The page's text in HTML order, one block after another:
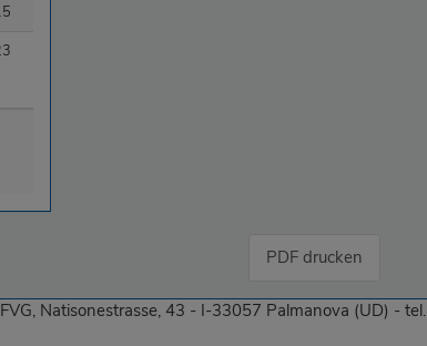
PDF drucken
Natisonestrasse, 43 - I-33057 Palmanova (UD) - tel.